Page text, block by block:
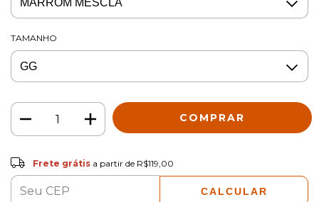
TAMANHO
Frete grátis R$119,00
Entregas para o CEP: ALTERAR CEP
Frete grátisa partir de R$119,00
CALCULAR